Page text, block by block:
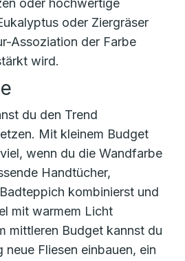
oder hochwertige
oder Ziergräser
Assoziation der Farbe
wird.
du den Trend
Mit kleinem Budget
wenn du die Wandfarbe
Handtücher,
kombinierst und
mit warmem Licht
mittleren Budget kannst du
Fliesen einbauen, ein